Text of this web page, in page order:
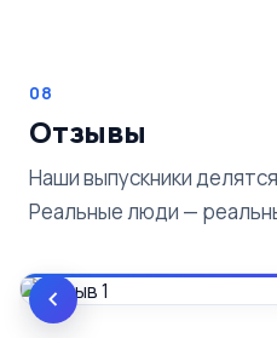
08
Отзывы
Наши выпускники
Реальные люди —